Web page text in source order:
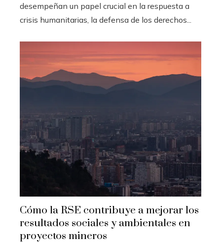
desempeñan un papel crucial en la respuesta a
crisis humanitarias, la defensa de los derechos...
Cómo la RSE contribuye a mejorar los
resultados sociales y ambientales en
proyectos mineros